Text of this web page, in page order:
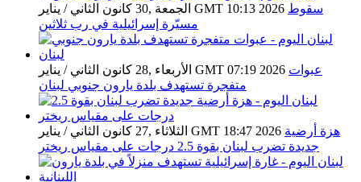
الجمعة ,30 كانون الثاني / يناير GMT 10:13 2026 سقوط
مسيّرة إسرائيلية في رب ثلاثين
الأربعاء ,28 كانون الثاني / يناير GMT 07:19 2026 عبوات
متفجرة تستهدف بلدة يارون جنوبي لبنان
الثلاثاء ,27 كانون الثاني / يناير GMT 18:47 2026 هزة أرضية
جديدة تضرب لبنان بقوة 2.5 درجات على مقياس ريختر